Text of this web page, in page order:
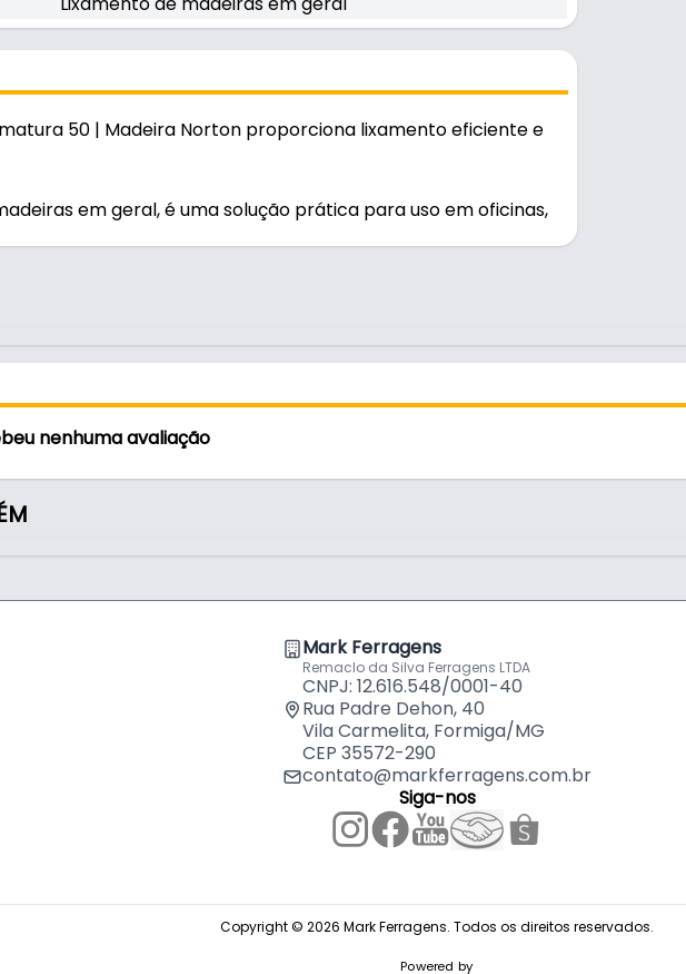
50 | Madeira Norton proporciona lixamento eficiente e
em geral, é uma solução prática para uso em oficinas,
leve
em geral
nenhuma avaliação
Mark Ferragens
Remaclo da Silva Ferragens LTDA
CNPJ: 12.616.548/0001-40
Rua Padre Dehon, 40
Vila Carmelita, Formiga/MG
CEP 35572-290
contato@markferragens.com.br
Siga-nos
Copyright © 2026 Mark Ferragens. Todos os direitos reservados.
Powered by